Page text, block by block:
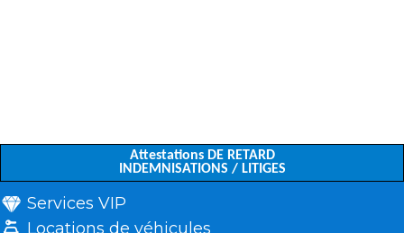
Attestations DE RETARD
INDEMNISATIONS / LITIGES
Services VIP
Locations de véhicules